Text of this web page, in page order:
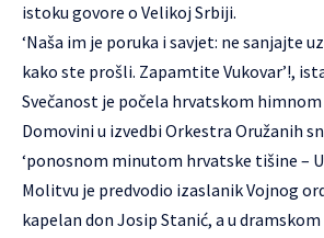
istoku govore o Velikoj Srbiji.
‘Naša im je poruka i savjet: ne sanjajte
kako ste prošli. Zapamtite Vukovar’!,
Svečanost je počela hrvatskom
Domovini u izvedbi Orkestra Oružanih
‘ponosnom minutom hrvatske tišine –
Molitvu je predvodio izaslanik Vojnog
kapelan don Josip Stanić, a u